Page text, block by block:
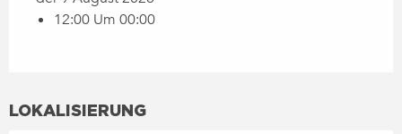
12:00 Um 00:00
LOKALISIERUNG